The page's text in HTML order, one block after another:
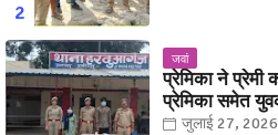
जवां
प्रेमिका ने प्रेमी
प्रेमिका समेत
जुलाई 27, 2026